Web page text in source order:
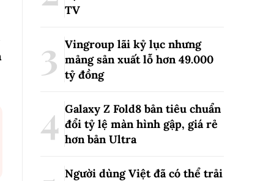
TV
Vingroup lãi kỷ lục nhưng
mảng sản xuất lỗ hơn 49.000
tỷ đồng
Galaxy Z Fold8 bản tiêu chuẩn
đổi tỷ lệ màn hình gập, giá rẻ
hơn bản Ultra
Người dùng Việt đã có thể trải